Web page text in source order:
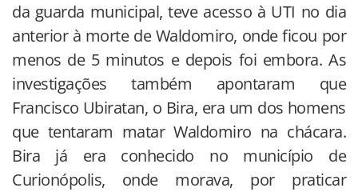
da guarda municipal, teve acesso à UTI no dia
anterior à morte de Waldomiro, onde ficou por
menos de 5 minutos e depois foi embora. As
investigações também apontaram que
Francisco Ubiratan, o Bira, era um dos homens
que tentaram matar Waldomiro na chácara.
Bira já era conhecido no município de
Curionópolis, onde morava, por praticar